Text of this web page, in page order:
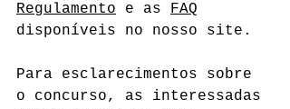
Regulamento e as FAQ
disponíveis no nosso site.
Para esclarecimentos sobre
o concurso, as interessadas